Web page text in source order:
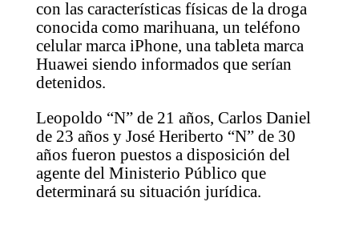
con las características físicas de la droga
conocida como marihuana, un teléfono
celular marca iPhone, una tableta marca
Huawei siendo informados que serían
detenidos.
Leopoldo “N” de 21 años, Carlos Daniel
de 23 años y José Heriberto “N” de 30
años fueron puestos a disposición del
agente del Ministerio Público que
determinará su situación jurídica.